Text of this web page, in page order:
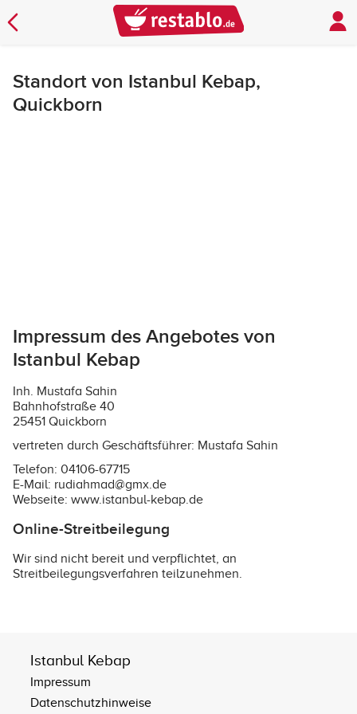
Standort von Istanbul Kebap,
Quickborn
Impressum des Angebotes von
Istanbul Kebap
Inh. Mustafa Sahin
Bahnhofstraße 40
25451 Quickborn
vertreten durch Geschäftsführer: Mustafa Sahin
Telefon: 04106-67715
E-Mail: rudiahmad@gmx.de
Webseite: www.istanbul-kebap.de
Online-Streitbeilegung
Wir sind nicht bereit und verpflichtet, an
Streitbeilegungsverfahren teilzunehmen.
Istanbul Kebap
Impressum
Datenschutzhinweise